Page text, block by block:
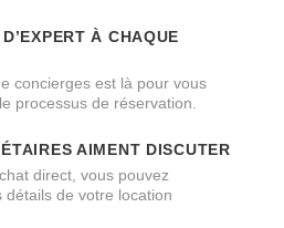
À CHAQUE
concierges est là pour vous
processus de réservation.
AIMENT DISCUTER
direct, vous pouvez
détails de votre location